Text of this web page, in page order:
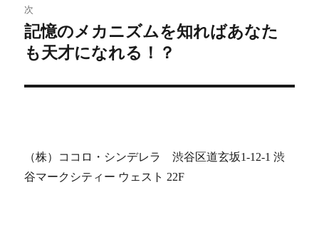
ー
シ
次
次
の
稿:
記憶のメカニズムを知ればあなた
も天才になれる！？
（株）ココロ・シンデレラ 渋谷区道玄坂1-12-1 渋
谷マークシティー ウェスト 22F